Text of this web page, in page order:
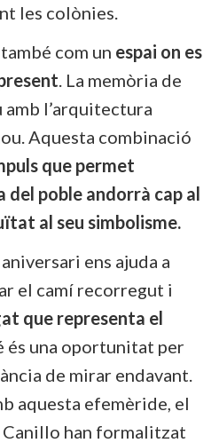
les colònies.
com un espai on es
. La memòria de
amb l’arquitectura
Aquesta combinació
que permet
poble andorrà cap al
al seu simbolisme.
ens ajuda a
el camí recorregut i
que representa el
és una oportunitat per
de mirar endavant.
aquesta efemèride, el
Canillo han formalitzat